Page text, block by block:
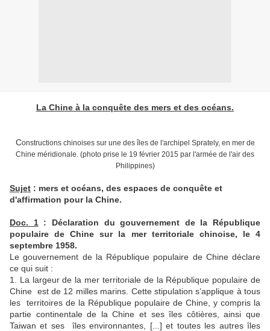
La Chine à la conquête des mers et des océans.
Constructions chinoises sur une des îles de l'archipel Sprately, en mer de
Chine méridionale. (photo prise le 19 février 2015 par l'armée de l'air des
Philippines)
Sujet : mers et océans, des espaces de conquête et
d'affirmation pour la Chine.
Doc. 1: Déclaration du gouvernement de la République
populaire de Chine sur la mer territoriale chinoise, le 4
septembre 1958.
Le gouvernement de la République populaire de Chine déclare
ce qui suit :
1. La largeur de la mer territoriale de la République populaire de
Chine est de 12 milles marins. Cette stipulation s’applique à tous
les territoires de la République populaire de Chine, y compris la
partie continentale de la Chine et ses îles côtières, ainsi que
Taiwan et ses îles environnantes, [...] et toutes les autres îles